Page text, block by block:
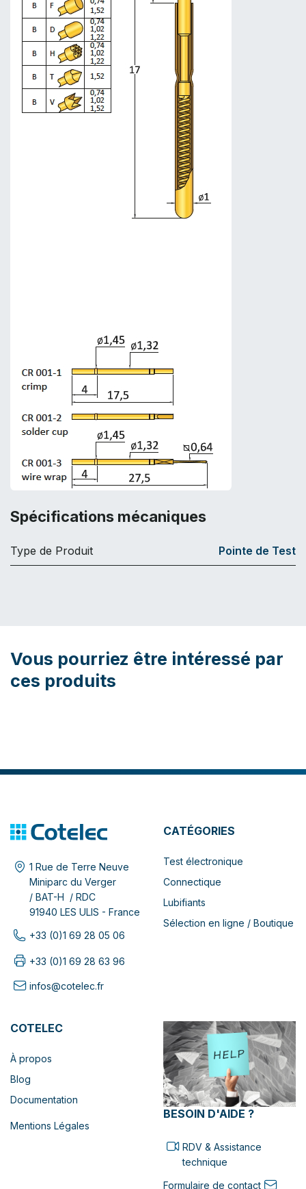
Spécifications mécaniques
Type de Produit Pointe de Test
Vous pourriez être intéressé par
ces produits
1 Rue de Terre Neuve
Miniparc du Verger
/ BAT-H / RDC
91940 LES ULIS - France
+33 (0)1 69 28 05 06
+33 (0)1 69 28 63 96
infos@cotelec.fr
CATÉGORIES
Test électronique
Connectique
Lubifiants
Sélection en ligne / Boutique
COTELEC
À propos
Blog
Documentation
Mentions Légales
BESOIN D'AIDE ?
RDV & Assistance
technique
Formulaire de contact